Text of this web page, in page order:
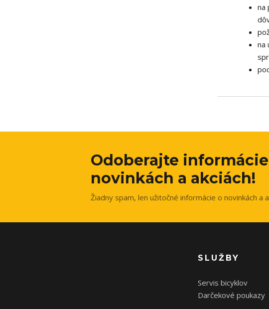
na
na
Odoberajte
novinkách a akciách!
Žiadny spam, len užitočné informácie o novinkách a
SLUŽBY
Servis bicyklov
Darčekové poukazy